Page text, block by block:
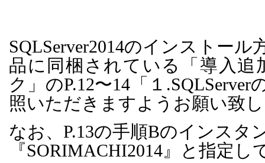
SQLServer2014のインストール
品に同梱されている「導入
ク」のP.12〜14 「１ .SQLServer
照いただきますようお願い致
なお、 P.13の手順Bのインスタ
『SORIMACHI2014 』と指定し